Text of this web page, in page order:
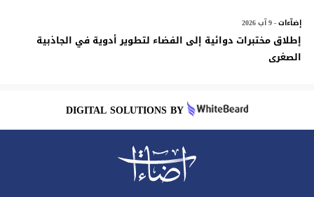
إضآءات- 9 آب 2026
إطلاق مختبرات دوائية إلى الفضاء لتطوير أدوية في الجاذبية
الصغرى
DIGITAL SOLUTIONS BY